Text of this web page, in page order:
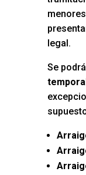
legal.
Se podrá